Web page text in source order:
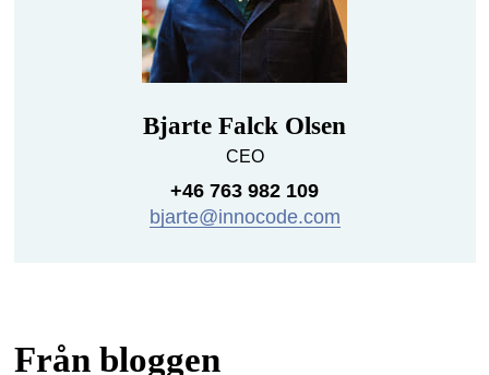
Bjarte Falck Olsen
CEO
+46 763 982 109
bjarte@innocode.com
Från bloggen